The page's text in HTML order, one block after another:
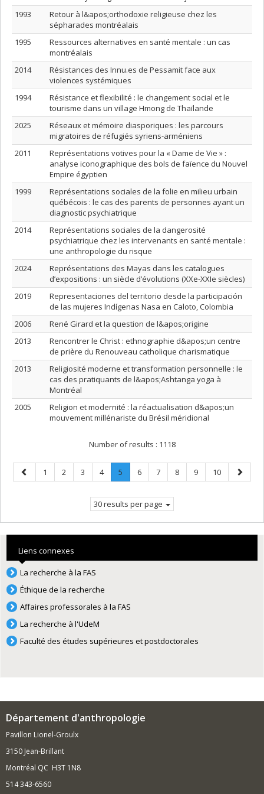
1993
Retour à l&apos;orthodoxie religieuse chez les
sépharades montréalais
1995
Ressources alternatives en santé mentale : un cas
montréalais
2014
Résistances des Innu.es de Pessamit face aux
violences systémiques
1994
Résistance et flexibilité : le changement social et le
tourisme dans un village Hmong de Thaïlande
2025
Réseaux et mémoire diasporiques : les parcours
migratoires de réfugiés syriens-arméniens
2011
Représentations votives pour la « Dame de Vie » :
analyse iconographique des bols de faïence du Nouvel
Empire égyptien
1999
Représentations sociales de la folie en milieu urbain
québécois : le cas des parents de personnes ayant un
diagnostic psychiatrique
2014
Représentations sociales de la dangerosité
psychiatrique chez les intervenants en santé mentale :
une anthropologie du risque
2024
Représentations des Mayas dans les catalogues
d’expositions : un siècle d’évolutions (XXe-XXIe siècles)
2019
Representaciones del territorio desde la participación
de las mujeres Indígenas Nasa en Caloto, Colombia
2006
René Girard et la question de l&apos;origine
2013
Rencontrer le Christ : ethnographie d&apos;un centre
de prière du Renouveau catholique charismatique
2013
Religiosité moderne et transformation personnelle : le
cas des pratiquants de l&apos;Ashtanga yoga à
Montréal
2005
Religion et modernité : la réactualisation d&apos;un
mouvement millénariste du Brésil méridional
Number of results : 1118
Previous
page
Page
1 Page
2 Page
3 Page
4 Page
5
Current
Page
6 Page
7 Page
8 Page
9 Page
10
Next
page
30 results per page
Liens connexes
La recherche à la FAS
Éthique de la recherche
Affaires professorales à la FAS
La recherche à l'UdeM
Faculté des études supérieures et postdoctorales
Département d'anthropologie
Pavillon Lionel-Groulx
3150 Jean-Brillant
Montréal QC H3T 1N8
514 343-6560